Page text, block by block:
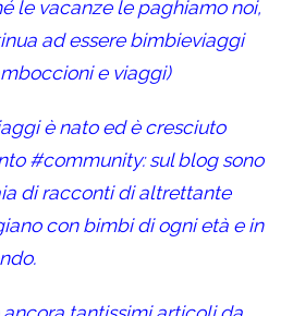
le vacanze le paghiamo noi,
ad essere bimbieviaggi
e viaggi)
è nato ed è cresciuto
#community: sul blog sono
di racconti di altrettante
con bimbi di ogni età e in